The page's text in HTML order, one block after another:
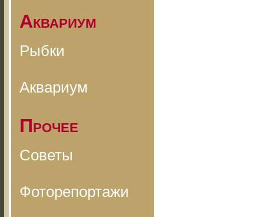
Аквариум
Рыбки
Аквариум
Прочее
Советы
Фоторепортажи